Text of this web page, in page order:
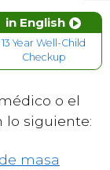
in English
13 Year Well-Child
Checkup
o el
lo siguiente:
masa